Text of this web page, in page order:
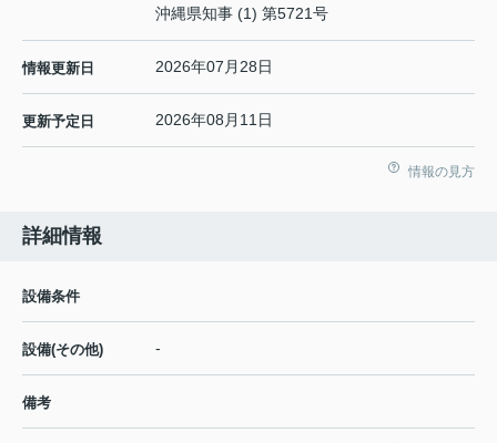
沖縄県知事 (1) 第5721号
情報更新日 2026年07月28日
更新予定日 2026年08月11日
情報の見方
詳細情報
設備条件
設備(その他) -
備考